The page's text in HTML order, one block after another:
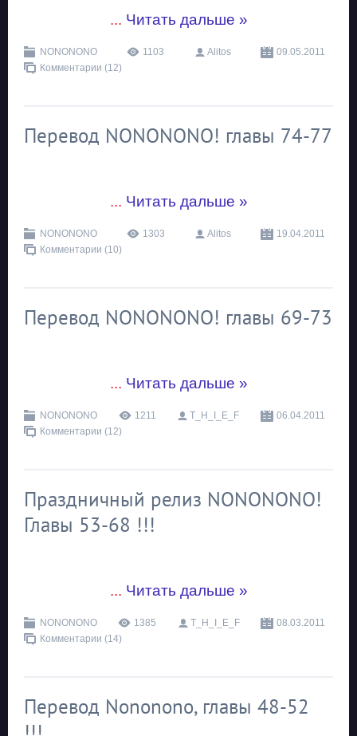
... Читать дальше »
NONONONO 1103 Alitos
09.05.2011
Комментарии (12)
Перевод NONONONO! главы 74-77
... Читать дальше »
NONONONO 1303 Alitos
19.04.2011
Комментарии (10)
Перевод NONONONO! главы 69-73
... Читать дальше »
NONONONO 1211 T_H_I_E_F
06.04.2011
Комментарии (12)
Праздничный релиз NONONONO!
Главы 53-68 !!!
... Читать дальше »
NONONONO 1385 T_H_I_E_F
08.03.2011
Комментарии (14)
Перевод Nononono, главы 48-52